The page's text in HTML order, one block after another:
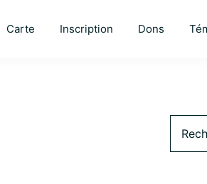
Carte Inscription Dons
dans